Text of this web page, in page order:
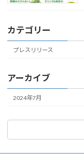
カテゴリー
プレスリリース
アーカイブ
2024年7月